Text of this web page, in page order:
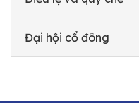
Đại hội cổ đông